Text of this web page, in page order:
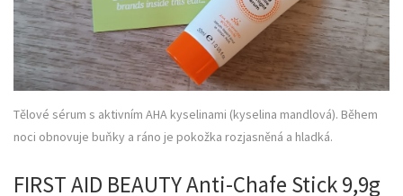
Tělové sérum s aktivním AHA kyselinami (kyselina mandlová). Během
noci obnovuje buňky a ráno je pokožka rozjasněná a hladká.
FIRST AID BEAUTY Anti-Chafe Stick 9,9g